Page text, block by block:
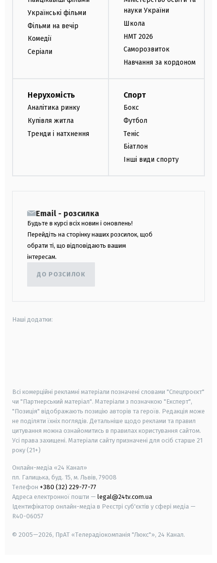
Українські фільми
Фільми на вечір
Комедії
Серіали
науки України
Школа
НМТ 2026
Саморозвиток
Навчання за кордоном
Нерухомість
Аналітика ринку
Купівля житла
Тренди і натхнення
Спорт
Бокс
Футбол
Теніс
Біатлон
Інші види спорту
Email - розсилка
Будьте в курсі всіх новин і оновлень!
Перейдіть на сторінку наших розсилок, щоб
обрати ті, що відповідають вашим
інтересам.
ДО РОЗСИЛОК
Наші додатки:
Всі комерційні рекламні матеріали позначені словами "Спецпроєкт"
чи "Партнерський матеріал". Матеріали з позначкою "Експерт",
"Позиція" відображають позицію авторів та героїв. Редакція може
не поділяти їхніх поглядів. Детальніше щодо реклами та правил
цитування можна ознайомитись в правилах користування сайтом.
Усі права захищені. Матеріали сайту призначені для осіб старше 21
року (21+)
Онлайн-медіа «24 Канал»
пл. Галицька, буд. 15, м. Львів, 79008
Телефон +380 (32) 229-77-77
Адреса електронної пошти — legal@24tv.com.ua
Ідентифікатор онлайн-медіа в Реєстрі суб'єктів у сфері медіа —
R40-06057
© 2005—2026, ПрАТ «Телерадіокомпанія "Люкс"», 24 Канал.